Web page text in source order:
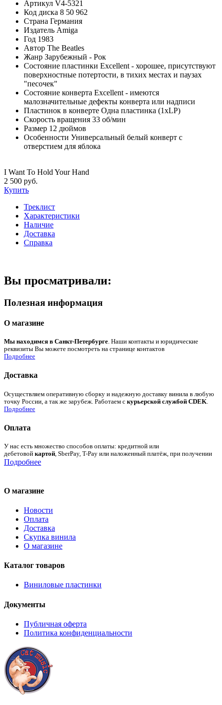
Артикул V4-5321
Код диска 8 50 962
Страна Германия
Издатель Amiga
Год 1983
Автор The Beatles
Жанр Зарубежный - Рок
Состояние пластинки Excellent - хорошее, присутствуют
поверхностные потертости, в тихих местах и паузах
"песочек"
Состояние конверта Excellent - имеются
малозначительные дефекты конверта или надписи
Пластинок в конверте Одна пластинка (1xLP)
Скорость вращения 33 об/мин
Размер 12 дюймов
Особенности Универсальный белый конверт с
отверстием для яблока
I Want To Hold Your Hand
2 500 руб.
Купить
Треклист
Характеристики
Наличие
Доставка
Справка
Вы просматривали:
Полезная информация
О магазине
Мы находимся в Санкт-Петербурге. Наши контакты и юридические
реквизиты Вы можете посмотреть на странице контактов
Подробнее
Доставка
Осуществляем оперативную сборку и надежную доставку винила в любую
точку России, а так же зарубеж. Работаем с курьерской службой CDEK
Подробнее
Оплата
У нас есть множество способов оплаты: кредитной или
дебетовой картой, SberPay, T-Pay или наложенный платёж, при получении
Подробнее
О магазине
Новости
Оплата
Доставка
Скупка винила
О магазине
Каталог товаров
Виниловые пластинки
Документы
Публичная оферта
Политика конфиденциальности